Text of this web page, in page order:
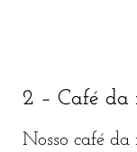
2 – Café da
Nosso café